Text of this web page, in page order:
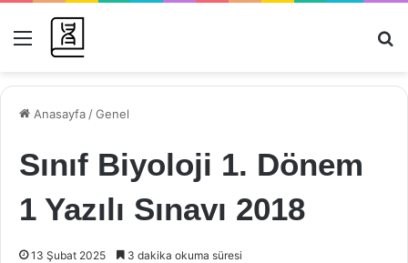
Menü
Anasayfa /Genel
Sınıf Biyoloji 1. Dönem
1 Yazılı Sınavı 2018
13 Şubat 2025 3 dakika okuma süresi